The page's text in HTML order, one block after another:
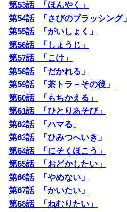
第53話 「ほんやく」
第54話 「さびのブラッシング」
第55話 「がいしょく」
第56話 「しょうじ」
第57話 「こけ」
第58話 「だかれる」
第59話 「茶トラ－その後」
第60話 「もちかえる」
第61話 「ひとりあそび」
第62話 「ハマる」
第63話 「ひみつへいき」
第64話 「にそくほこう」
第65話 「おどかしたい」
第66話 「やめない」
第67話 「かいたい」
第68話 「ねむりたい」